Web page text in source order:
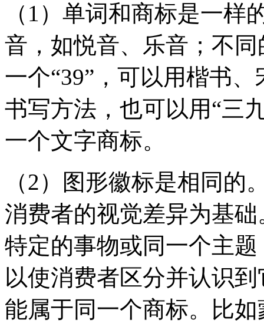
（1）单词和商标是一
音，如悦音、乐音；不
一个“39”，可以用楷书
书写方法，也可以用“三
一个文字商标。
（2）图形徽标是相同
消费者的视觉差异为基
特定的事物或同一个主
以使消费者区分并认识
能属于同一个商标。比